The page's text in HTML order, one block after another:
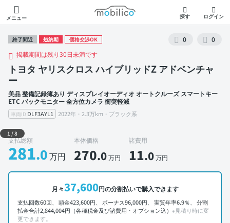
メニュー
モビリコ
探す ログイン
終了間近 短納期 価格交渉OK 0
0
掲載期間は残り30日未満です
トヨタ ヤリスクロス ハイブリッドZ アドベンチャ
ー
美品 整備記録簿あり ディスプレイオーディオ オートクルーズ スマートキー
ETC バックモニター 全方位カメラ 衝突軽減
車両ID DLF3AYL1 2022年・2.3万km・ブラック系
外装 左前
1 /8
支払総額
281.0万円
本体価格
270.0万円
諸費用
11.0万円
月々37,600円の分割払いで購入できます
支払回数60回、 頭金423,600円、 ボーナス96,000円、 実質年率6.9％、 分割
払金合計2,844,004円（各種税金及び諸費用・オプション込） ※見積り時に変
更できます。